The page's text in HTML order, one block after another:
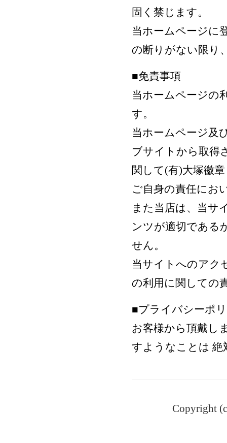
固く禁じます。
当ホームページに
の断りがない限り
■免責事項
当ホームページの
す。
当ホームページ及
ブサイトから取得
関して(有)大塚徽
ご自身の責任にお
また当店は、当サ
ンツが適切である
せん。
当サイトへのアク
の利用に関しての
■プライバシーポ
お客様から頂戴し
すようなことは
Copyright